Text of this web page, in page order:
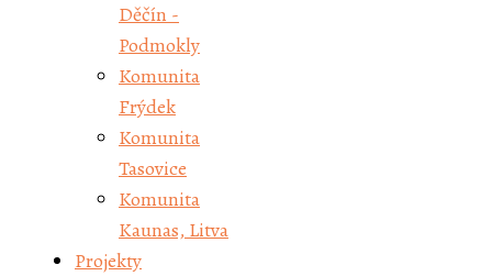
Děčín -
Podmokly
Komunita
Frýdek
Komunita
Tasovice
Komunita
Kaunas, Litva
Projekty